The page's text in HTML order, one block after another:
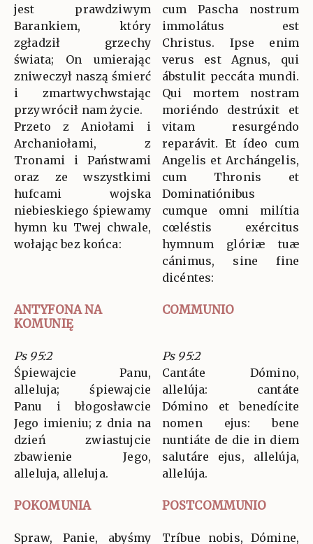
jest prawdziwym
Barankiem, który
zgładził grzechy
świata; On umierając
zniweczył naszą śmierć
i zmartwychwstając
przywrócił nam życie.
Przeto z Aniołami i
Archaniołami, z
Tronami i Państwami
oraz ze wszystkimi
hufcami wojska
niebieskiego śpiewamy
hymn ku Twej chwale,
wołając bez końca:
cum Pascha nostrum
immolátus est
Christus. Ipse enim
verus est Agnus, qui
ábstulit peccáta mundi.
Qui mortem nostram
moriéndo destrúxit et
vitam resurgéndo
reparávit. Et ídeo cum
Angelis et Archángelis,
cum Thronis et
Dominatiónibus
cumque omni milítia
cœléstis exércitus
hymnum glóriæ tuæ
cánimus, sine fine
dicéntes:
ANTYFONA NA
KOMUNIĘ
COMMUNIO
Ps 95:2
Śpiewajcie Panu,
alleluja; śpiewajcie
Panu i błogosławcie
Jego imieniu; z dnia na
dzień zwiastujcie
zbawienie Jego,
alleluja, alleluja.
Ps 95:2
Cantáte Dómino,
allelúja: cantáte
Dómino et benedícite
nomen ejus: bene
nuntiáte de die in diem
salutáre ejus, allelúja,
allelúja.
POKOMUNIA POSTCOMMUNIO
Spraw, Panie, abyśmy Tríbue nobis, Dómine,